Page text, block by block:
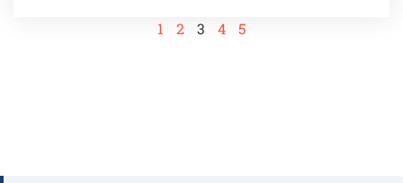
1 2 3 4 5